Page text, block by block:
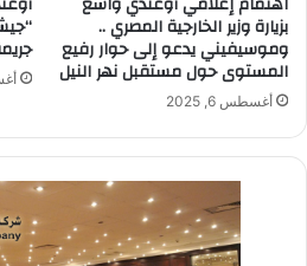
بزيارة وزير الخارجية المصري ..
وموسيفيني يدعو إلى حوار رفيع
المستوى حول مستقبل نهر النيل
أغسطس 6, 2025